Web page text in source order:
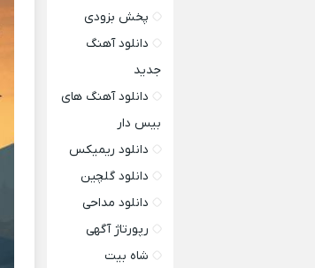
پخش بزودی
دانلود آهنگ
جدید
دانلود آهنگ های
بیس دار
دانلود ریمیکس
دانلود گلچین
دانلود مداحی
رپورتاژ آگهی
شاه بیت